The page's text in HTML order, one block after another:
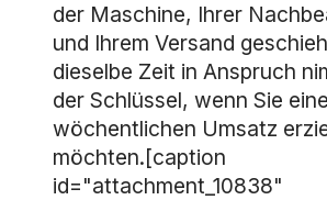
der Maschine, Ihrer
und Ihrem Versand
dieselbe Zeit in Anspruch
der Schlüssel, wenn Sie
wöchentlichen Umsatz
möchten.[caption
id="attachment_10838"